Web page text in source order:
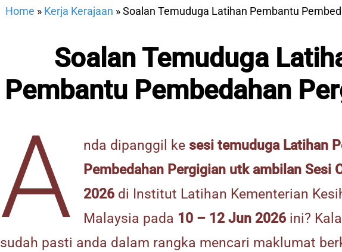
Home » Kerja Kerajaan »Soalan Temuduga Latihan Pembantu
Soalan Temuduga
Pembantu Pembedahan
A nda dipanggil kesesi temuduga Latihan
Pembedahan Pergigian utk ambilan Sesi
2026 di Institut Latihan Kementerian
Malaysia pada 10 – 12 Jun 2026 ini?
sudah pasti anda dalam rangka mencari maklumat